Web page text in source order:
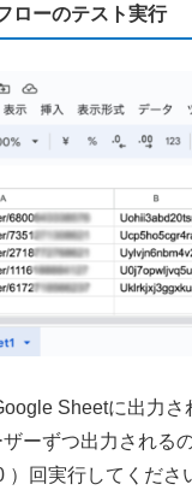
ローのテスト実行
Sheetに出力さ
ーずつ出力される
回実行してくださ